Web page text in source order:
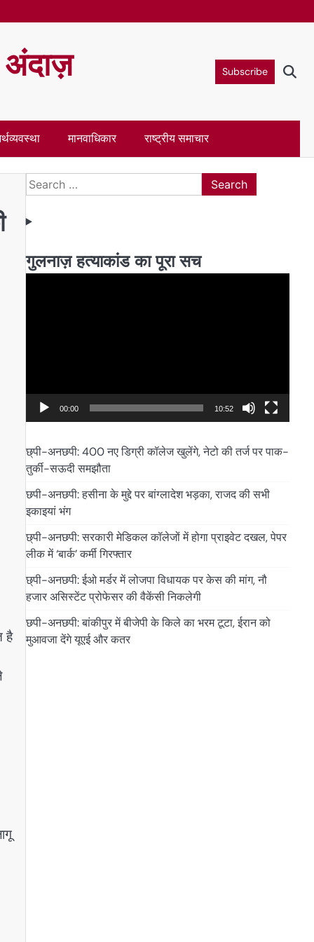
अंदाज़ Subscribe
मानवाधिकार राष्ट्रीय समाचार
है
Search
for:
गुलनाज़ हत्याकांड का पूरा सच
00:00 10:52
छ्पी-अनछपी: 400 नए डिग्री कॉलेज खुलेंगे, नेटो की तर्ज पर पाक-
तुर्की-सऊदी समझौता
छपी-अनछपी: हसीना के मुद्दे पर बांग्लादेश भड़का, राजद की सभी
इकाइयां भंग
छ्पी-अनछपी: सरकारी मेडिकल कॉलेजों में होगा प्राइवेट दखल, पेपर
लीक में ‘बार्क’ कर्मी गिरफ्तार
छ्पी-अनछपी: ईओ मर्डर में लोजपा विधायक पर केस की मांग, नौ
हजार असिस्टेंट प्रोफेसर की वैकेंसी निकलेगी
छपी-अनछपी: बांकीपुर में बीजेपी के किले का भरम टूटा, ईरान को
मुआवजा देंगे यूएई और कतर